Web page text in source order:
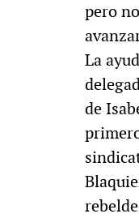
pero
La
de